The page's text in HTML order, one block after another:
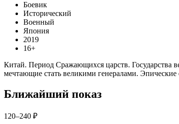
Боевик
Исторический
Военный
Япония
2019
16+
Китай. Период Сражающихся царств. Государства
мечтающие стать великими генералами.
Ближайший показ
120–240 ₽